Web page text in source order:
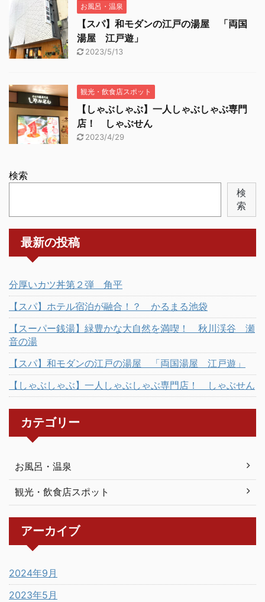
お風呂・温泉
【スパ】和モダンの江戸の湯屋 「両国
湯屋 江戸遊」
2023/5/13
観光・飲食店スポット
【しゃぶしゃぶ】一人しゃぶしゃぶ専門
店！ しゃぶせん
2023/4/29
検索
検
索
最新の投稿
分厚いカツ丼第２弾 角平
【スパ】ホテル宿泊が融合！？ かるまる池袋
【スーパー銭湯】緑豊かな大自然を満喫！ 秋川渓谷 瀬
音の湯
【スパ】和モダンの江戸の湯屋 「両国湯屋 江戸遊」
【しゃぶしゃぶ】一人しゃぶしゃぶ専門店！ しゃぶせん
カテゴリー
お風呂・温泉
観光・飲食店スポット
アーカイブ
2024年9月
2023年5月